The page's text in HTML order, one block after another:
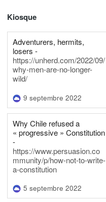
Kiosque
Adventurers, hermits,
losers -
https://unherd.com/2022/09/
why-men-are-no-longer-
wild/
9 septembre 2022
Why Chile refused a
« progressive » Constitution
-
https://www.persuasion.co
mmunity/p/how-not-to-write-
a-constitution
5 septembre 2022